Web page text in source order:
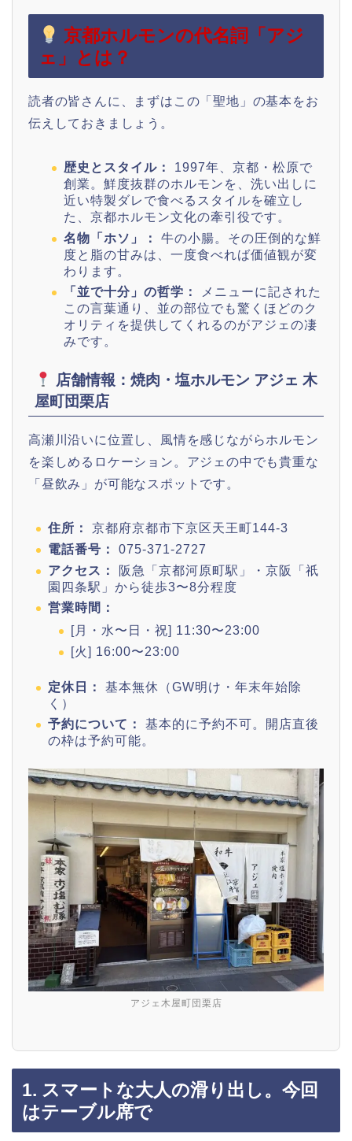
京都ホルモンの代名詞「アジ
ェ」とは？
読者の皆さんに、まずはこの「聖地」の基本をお
伝えしておきましょう。
歴史とスタイル：
1997年、京都・松原で
創業。鮮度抜群のホルモンを、洗い出しに
近い特製ダレで食べるスタイルを確立し
た、京都ホルモン文化の牽引役です。
名物「ホソ」：
牛の小腸。その圧倒的な鮮
度と脂の甘みは、一度食べれば価値観が変
わります。
「並で十分」の哲学：
メニューに記された
この言葉通り、並の部位でも驚くほどのク
オリティを提供してくれるのがアジェの凄
みです。
店舗情報：焼肉・塩ホルモン アジェ 木
屋町団栗店
高瀬川沿いに位置し、風情を感じながらホルモン
を楽しめるロケーション。アジェの中でも貴重な
「昼飲み」が可能なスポットです。
住所：
京都府京都市下京区天王町144-3
電話番号：
075-371-2727
アクセス：
阪急「京都河原町駅」・京阪「祇
園四条駅」から徒歩3〜8分程度
営業時間：
[月・水〜日・祝] 11:30〜23:00
[火] 16:00〜23:00
定休日：
基本無休（GW明け・年末年始除
く）
予約について：
基本的に予約不可。開店直後
の枠は予約可能。
アジェ木屋町団栗店
1. スマートな大人の滑り出し。今回
はテーブル席で